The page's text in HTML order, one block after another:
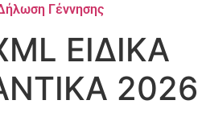
Γέννησης
EΙΔΙΚΑ
2026